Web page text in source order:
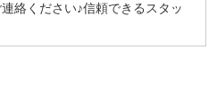
絡ください♪信頼できるスタッ